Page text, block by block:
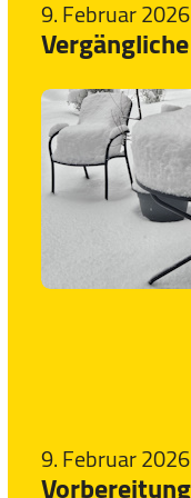
9. Februar 2026
9. Februar 2026